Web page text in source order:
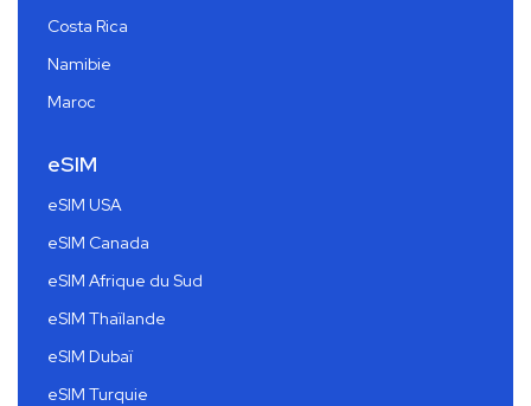
Costa Rica
Namibie
Maroc
eSIM
eSIM USA
eSIM Canada
eSIM Afrique du Sud
eSIM Thaïlande
eSIM Dubaï
eSIM Turquie